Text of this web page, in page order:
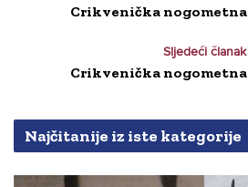
Crikvenička
Sljedeći članak
Crikvenička
Najčitanije iz iste kategorije